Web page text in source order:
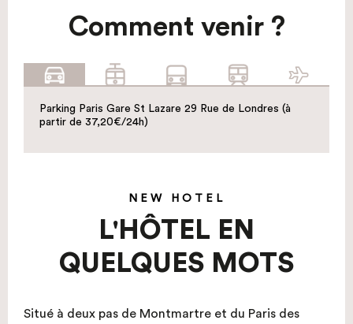
Comment venir ?
Parking Paris Gare St Lazare 29 Rue de Londres (à
partir de 37,20€/24h)
NEW HOTEL
L'HÔTEL EN
QUELQUES MOTS
Situé à deux pas de Montmartre et du Paris des